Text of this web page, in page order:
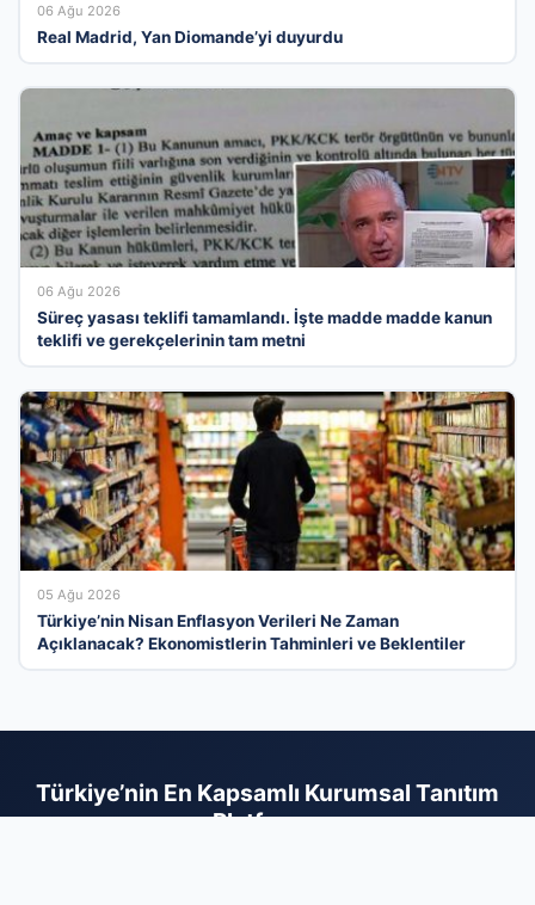
06 Ağu 2026
Real Madrid, Yan Diomande’yi duyurdu
06 Ağu 2026
Süreç yasası teklifi tamamlandı. İşte madde madde kanun
teklifi ve gerekçelerinin tam metni
05 Ağu 2026
Türkiye’nin Nisan Enflasyon Verileri Ne Zaman
Açıklanacak? Ekonomistlerin Tahminleri ve Beklentiler
Türkiye’nin En Kapsamlı Kurumsal Tanıtım
Platformu